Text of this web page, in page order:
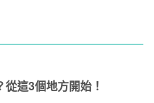
這3個地方開始！